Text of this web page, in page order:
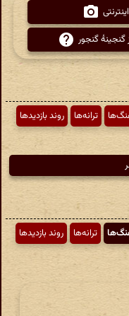
گنجینهٔ گنجور
ترانه‌ها
روند بازدیدها
ترانه‌ها
روند بازدیدها